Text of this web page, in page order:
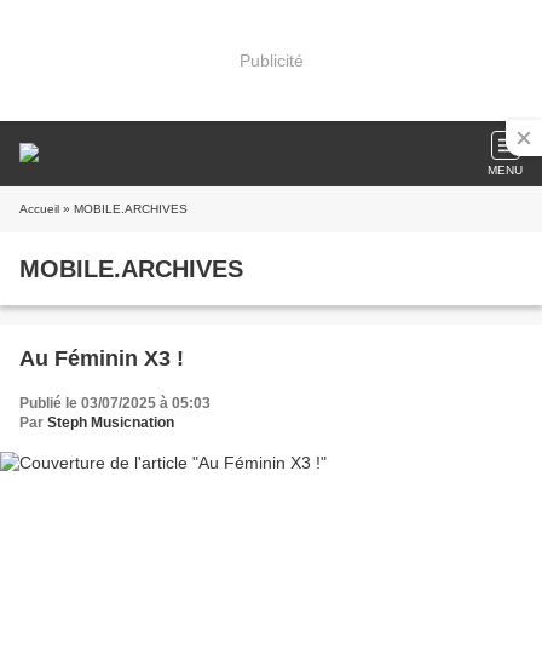
Publicité
MENU
Accueil » MOBILE.ARCHIVES
MOBILE.ARCHIVES
Au Féminin X3 !
Publié le 03/07/2025 à 05:03
Par Steph Musicnation